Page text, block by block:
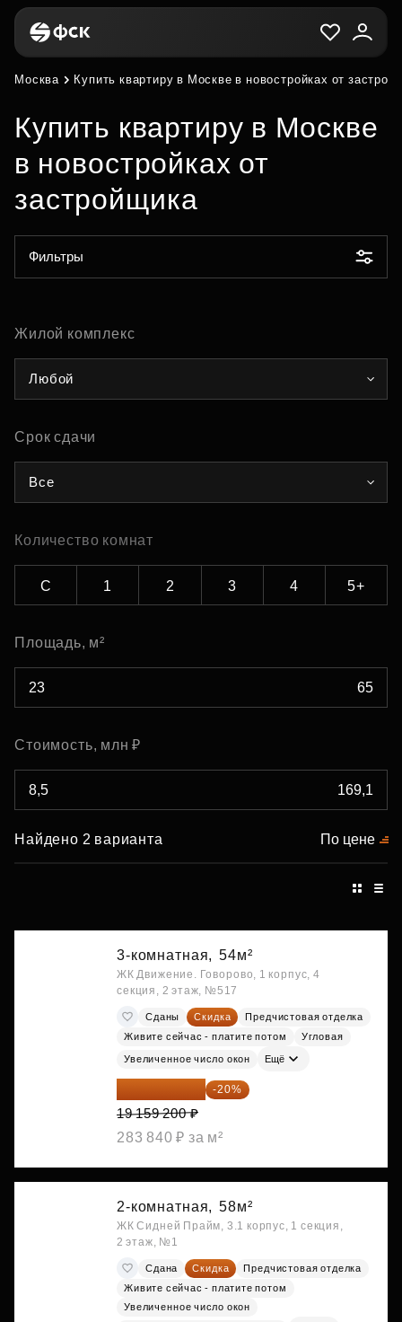
Москва Купить квартиру в Москве в новостройках от
Купить квартиру в Москве
в новостройках от
застройщика
Фильтры
Жилой комплекс
Любой
Срок сдачи
Все
Количество комнат
С 1 2 3 4 5+
Площадь, м²
Стоимость, млн ₽
Найдено 2 варианта По цене
3-комнатная, 54м²
ЖК Движение. Говорово, 1 корпус, 4
секция, 2 этаж, №517
Сданы Скидка
Предчистовая отделка
Живите сейчас - платите потом
Угловая
Увеличенное число окон Ещё
15 327 360 ₽ -20%
19 159 200 ₽
283 840 ₽ за м²
2-комнатная, 58м²
ЖК Сидней Прайм, 3.1 корпус, 1 секция,
2 этаж, №1
Сдана Скидка
Предчистовая отделка
Живите сейчас - платите потом
Увеличенное число окон